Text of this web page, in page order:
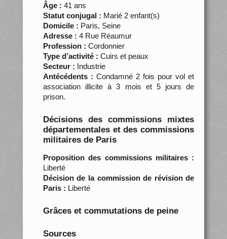
Âge : 41 ans
Statut conjugal : Marié 2 enfant(s)
Domicile : Paris, Seine
Adresse : 4 Rue Réaumur
Profession : Cordonnier
Type d’activité : Cuirs et peaux
Secteur : Industrie
Antécédents : Condamné 2 fois pour vol et
association illicite à 3 mois et 5 jours de
prison.
Décisions des commissions mixtes
départementales et des commissions
militaires de Paris
Proposition des commissions militaires :
Liberté
Décision de la commission de révision de
Paris : Liberté
Grâces et commutations de peine
Sources